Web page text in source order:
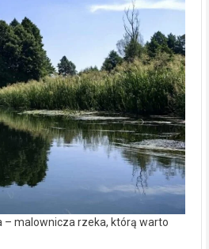
wśród
– malownicza rzeka, którą warto